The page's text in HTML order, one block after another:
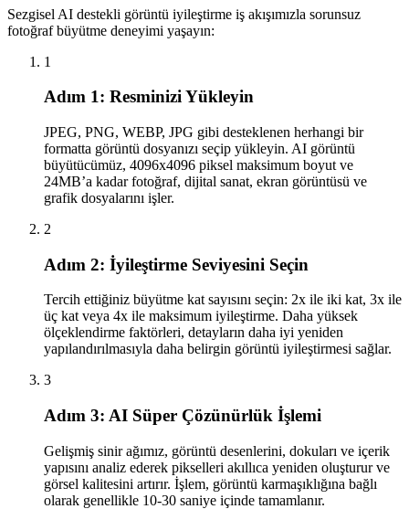
Sezgisel AI destekli görüntü iyileştirme iş akışımızla sorunsuz
fotoğraf büyütme deneyimi yaşayın:
1
Adım 1: Resminizi Yükleyin
JPEG, PNG, WEBP, JPG gibi desteklenen herhangi bir
formatta görüntü dosyanızı seçip yükleyin. AI görüntü
büyütücümüz, 4096x4096 piksel maksimum boyut ve
24MB’a kadar fotoğraf, dijital sanat, ekran görüntüsü ve
grafik dosyalarını işler.
2
Adım 2: İyileştirme Seviyesini Seçin
Tercih ettiğiniz büyütme kat sayısını seçin: 2x ile iki kat, 3x ile
üç kat veya 4x ile maksimum iyileştirme. Daha yüksek
ölçeklendirme faktörleri, detayların daha iyi yeniden
yapılandırılmasıyla daha belirgin görüntü iyileştirmesi sağlar.
3
Adım 3: AI Süper Çözünürlük İşlemi
Gelişmiş sinir ağımız, görüntü desenlerini, dokuları ve içerik
yapısını analiz ederek pikselleri akıllıca yeniden oluşturur ve
görsel kalitesini artırır. İşlem, görüntü karmaşıklığına bağlı
olarak genellikle 10-30 saniye içinde tamamlanır.